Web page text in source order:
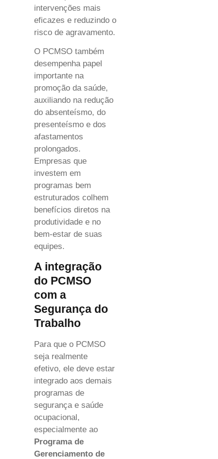
intervenções mais
eficazes e reduzindo o
risco de agravamento.
O PCMSO também
desempenha papel
importante na
promoção da saúde,
auxiliando na redução
do absenteísmo, do
presenteísmo e dos
afastamentos
prolongados.
Empresas que
investem em
programas bem
estruturados colhem
benefícios diretos na
produtividade e no
bem-estar de suas
equipes.
A integração
do PCMSO
com a
Segurança do
Trabalho
Para que o PCMSO
seja realmente
efetivo, ele deve estar
integrado aos demais
programas de
segurança e saúde
ocupacional,
especialmente ao
Programa de
Gerenciamento de